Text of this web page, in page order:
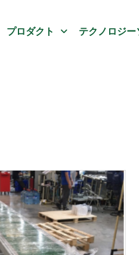
プロダクト テクノロジ